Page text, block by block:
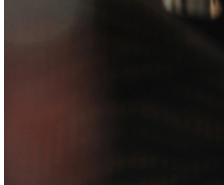
Política de Privacidade